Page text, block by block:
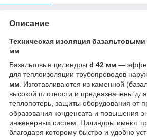
Описание
Техническая изоляция
мм
Базальтовые цилиндры d 42 мм —
для теплоизоляции трубопроводов
мм . Изготавливаются из каменной
высокой плотности и предназначены
теплопотерь, защиты оборудования от
образования конденсата и повышения
инженерных систем. Цилиндры имеют
благодаря которому быстро и удобно